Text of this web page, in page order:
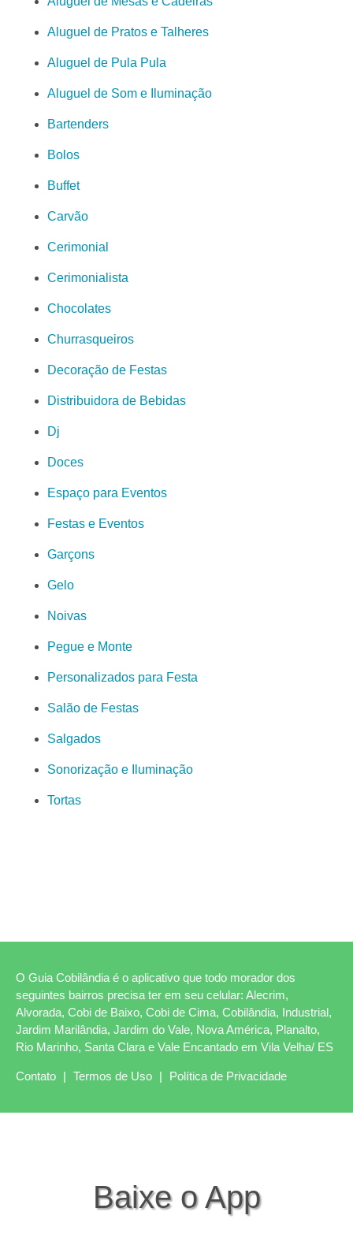
Aluguel de Pratos e Talheres
Aluguel de Pula Pula
Aluguel de Som e Iluminação
Bartenders
Bolos
Buffet
Carvão
Cerimonial
Cerimonialista
Chocolates
Churrasqueiros
Decoração de Festas
Distribuidora de Bebidas
Dj
Doces
Espaço para Eventos
Festas e Eventos
Garçons
Gelo
Noivas
Pegue e Monte
Personalizados para Festa
Salão de Festas
Salgados
Sonorização e Iluminação
Tortas
O Guia Cobilândia é o aplicativo que todo morador dos
seguintes bairros precisa ter em seu celular: Alecrim,
Alvorada, Cobi de Baixo, Cobi de Cima, Cobilândia, Industrial,
Jardim Marilândia, Jardim do Vale, Nova América, Planalto,
Rio Marinho, Santa Clara e Vale Encantado em Vila Velha/ ES
Contato | Termos de Uso | Política de Privacidade
Baixe o App